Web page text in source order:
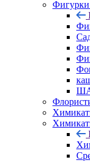
Фигурки